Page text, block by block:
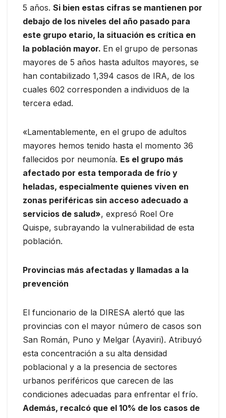
5 años. Si bien estas cifras se mantienen por
debajo de los niveles del año pasado para
este grupo etario, la situación es crítica en
la población mayor. En el grupo de personas
mayores de 5 años hasta adultos mayores, se
han contabilizado 1,394 casos de IRA, de los
cuales 602 corresponden a individuos de la
tercera edad.
«Lamentablemente, en el grupo de adultos
mayores hemos tenido hasta el momento 36
fallecidos por neumonía. Es el grupo más
afectado por esta temporada de frío y
heladas, especialmente quienes viven en
zonas periféricas sin acceso adecuado a
servicios de salud», expresó Roel Ore
Quispe, subrayando la vulnerabilidad de esta
población.
Provincias más afectadas y llamadas a la
prevención
El funcionario de la DIRESA alertó que las
provincias con el mayor número de casos son
San Román, Puno y Melgar (Ayaviri). Atribuyó
esta concentración a su alta densidad
poblacional y a la presencia de sectores
urbanos periféricos que carecen de las
condiciones adecuadas para enfrentar el frío.
Además, recalcó que el 10% de los casos de